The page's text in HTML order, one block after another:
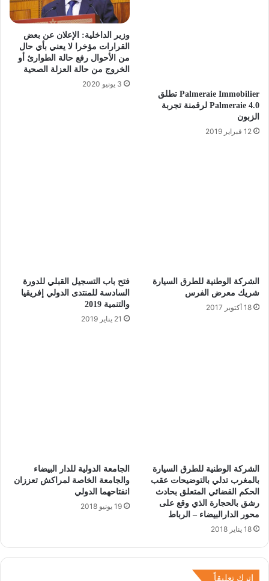
Palmeraie Immobilier تطلق
Palmeraie 4.0 لرقمنة تجربة
الزبون
12 فبراير 2019
وزير الداخلية: الإعلان عن بعض
القرارات مؤخرا لا يعني بأي حال
من الأحوال رفع حالة الطوارئ أو
الخروج من حالة العزلة الصحية
3 يونيو 2020
الشركة الوطنیة للطرق السیارة
شریك معرض الفرس
18 أكتوبر 2017
فتح باب التسجيل القبلي للدورة
السادسة للمنتدى الدولي إفريقيا
والتنمية 2019
21 يناير 2019
الشركة الوطنية للطرق السيارة
بالمغرب تدلي بالتوضيحات عقب
الحكم القضائي المتعلق بحادث
رشق بالحجارة الذي وقع على
محور الدارالبيضاء – الرباط
18 يناير 2018
الجامعة الدولية للدار البيضاء
والجامعة الخاصة لمراكش تعززان
انفتاحهما الدولي
19 يونيو 2018
اترك تعليقاً